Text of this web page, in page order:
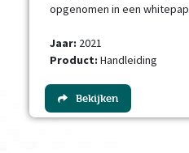
opgenomen in een
Jaar: 2021
Product: Handleiding
Bekijken